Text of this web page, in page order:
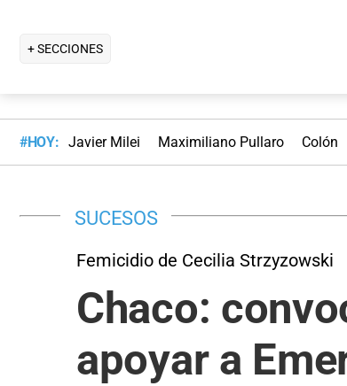
+ SECCIONES
#HOY: Javier Milei Maximiliano Pullaro Colón
SUCESOS
Femicidio de Cecilia Strzyzowski
Chaco:
apoyar a